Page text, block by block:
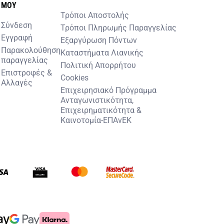
MOY
Σύνδεση
Εγγραφή
Παρακολούθηση
παραγγελίας
Επιστροφές &
Αλλαγές
Τρόποι Αποστολής
Τρόποι Πληρωμής Παραγγελίας
Εξαργύρωση Πόντων
Καταστήματα Λιανικής
Πολιτική Απορρήτου
Cookies
Επιχειρησιακό Πρόγραμμα
Ανταγωνιστικότητα,
Επιχειρηματικότητα &
Καινοτομία-ΕΠΑνΕΚ